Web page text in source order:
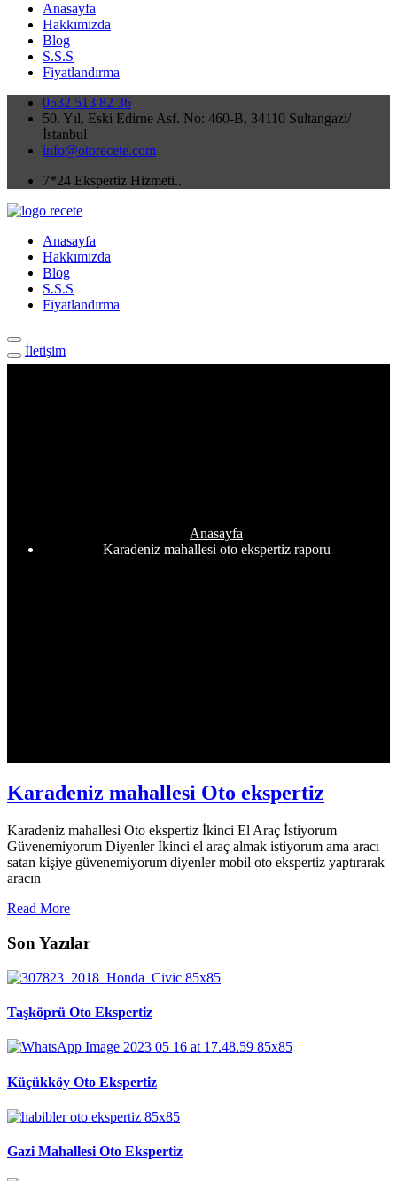
Anasayfa
Hakkımızda
Blog
S.S.S
Fiyatlandırma
0532 513 82 36
50. Yıl, Eski Edirne Asf. No: 460-B, 34110 Sultangazi/
İstanbul
info@otorecete.com
7*24 Ekspertiz Hizmeti..
Anasayfa
Hakkımızda
Blog
S.S.S
Fiyatlandırma
İletişim
Anasayfa
Karadeniz mahallesi oto ekspertiz raporu
Karadeniz mahallesi Oto ekspertiz
Karadeniz mahallesi Oto ekspertiz İkinci El Araç İstiyorum
Güvenemiyorum Diyenler İkinci el araç almak istiyorum ama aracı
satan kişiye güvenemiyorum diyenler mobil oto ekspertiz yaptırarak
aracın
Read More
Son Yazılar
Taşköprü Oto Ekspertiz
Küçükköy Oto Ekspertiz
Gazi Mahallesi Oto Ekspertiz